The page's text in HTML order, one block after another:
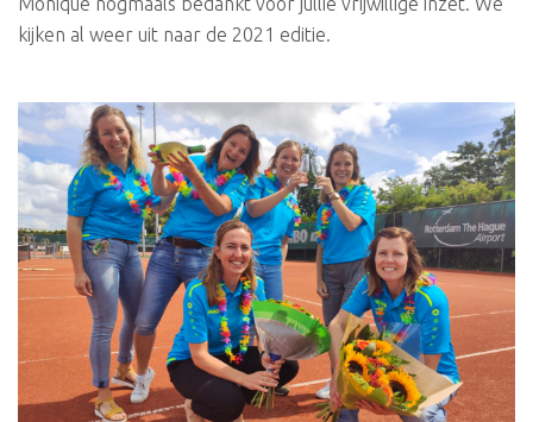
kijken al weer uit naar de 2021 editie.